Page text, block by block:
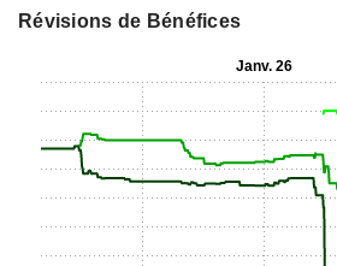
Révisions de Bénéfices